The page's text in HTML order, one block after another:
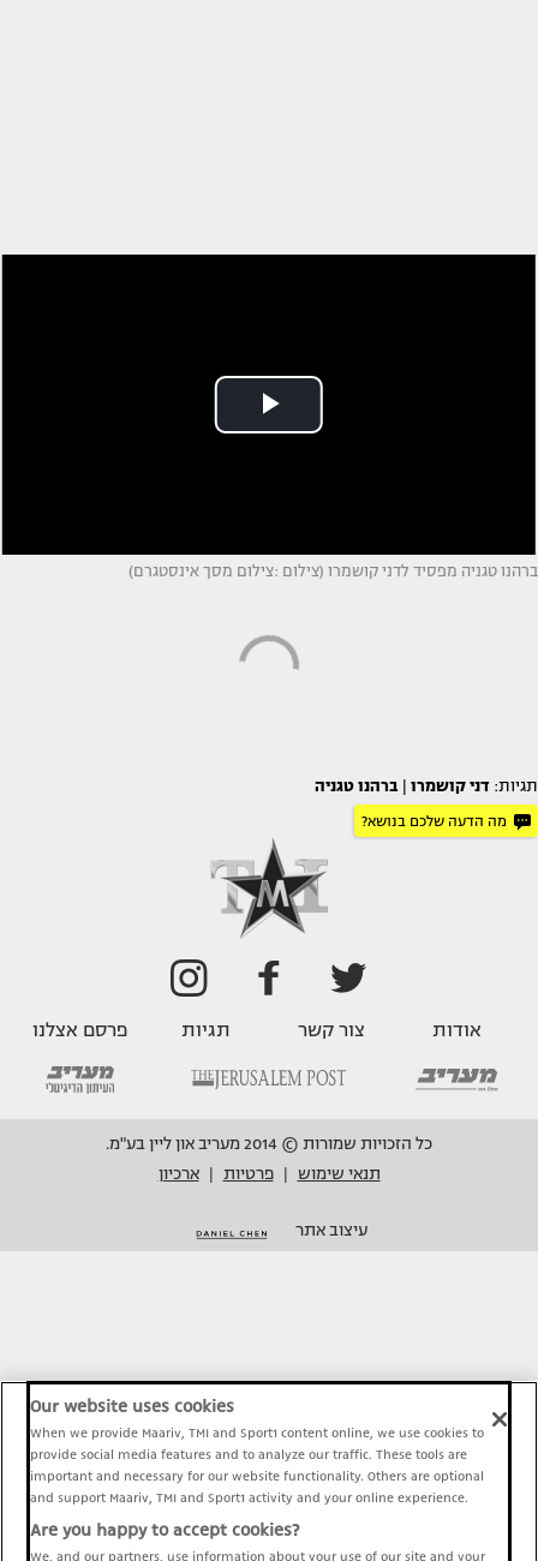
ברהנו טגניה מפסיד לדני קושמרו (צילום :צילום מסך אינסטגרם)
תגיות: דני קושמרו ברהנו טגניה
מה הדעה שלכם בנושא?
אודות צור קשר תגיות פרסם אצלנו
כל הזכויות שמורות © 2014 מעריב און ליין בע"מ.
תנאי שימוש
פרטיות ארכיון
עיצוב אתר
Our website uses cookies
When we provide Maariv, TMI and Sport1 content online, we use cookies to
provide social media features and to analyze our traffic. These tools are
important and necessary for our website functionality. Others are optional
and support Maariv, TMI and Sport1 activity and your online experience.
Are you happy to accept cookies?
We, and our partners, use information about your use of our site and your